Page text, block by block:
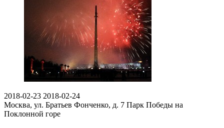
2018-02-23 2018-02-24
Москва, ул. Братьев Фонченко, д. 7 Парк Победы на
Поклонной горе